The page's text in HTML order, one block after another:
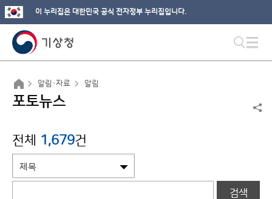
이 누리집은 대한민국 공식 전자정부 누리집입니다.
알림·자료 알림
포토뉴스
전체 1,679건
검색